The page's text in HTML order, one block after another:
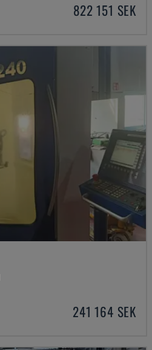
822 151 SEK
241 164 SEK